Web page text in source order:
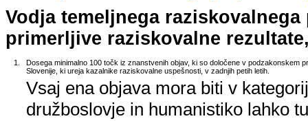
Vodja temeljnega
primerljive raziskovalne
1.
Dosega minimalno 100 točk iz znanstvenih objav, ki so določene v podzakonskem
Slovenije, ki ureja kazalnike raziskovalne uspešnosti, v zadnjih petih letih.
Vsaj ena objava mora biti v
družboslovje in humanistiko lahko